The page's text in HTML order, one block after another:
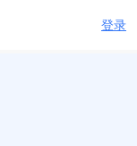
登录